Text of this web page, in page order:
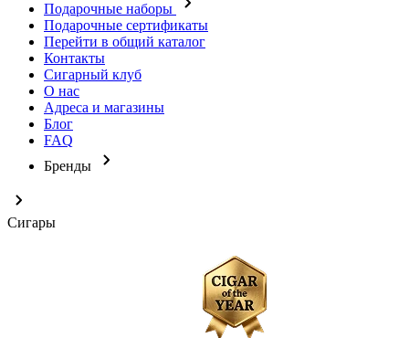
Подарочные наборы
Подарочные сертификаты
Перейти в общий каталог
Контакты
Сигарный клуб
О нас
Адреса и магазины
Блог
FAQ
Бренды
Сигары